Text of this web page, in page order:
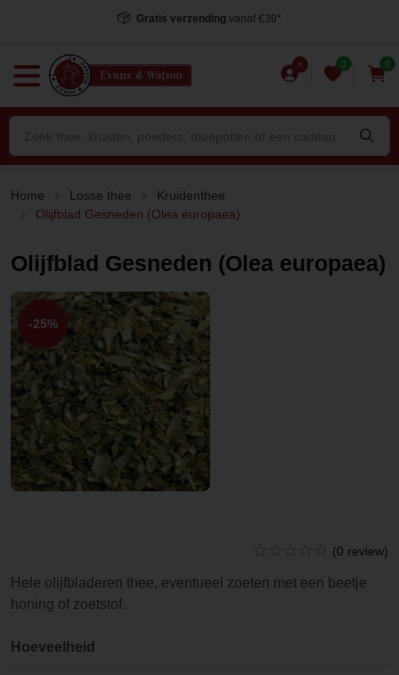
Gratis verzendingvanaf €39*
0 0
Home Losse thee
Kruidenthee
Olijfblad Gesneden (Olea europaea)
Olijfblad Gesneden (Olea europaea)
-25%
(0 review)
Hele olijfbladeren thee, eventueel zoeten met een beetje
honing of zoetstof.
Hoeveelheid